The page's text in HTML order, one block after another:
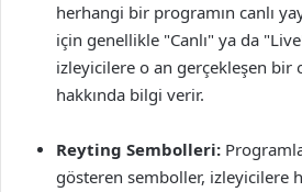
herhangi bir programın canlı
için genellikle "Canlı" ya da
izleyicilere o an gerçekleşen bir
hakkında bilgi verir.
Reyting Sembolleri:
gösteren semboller, izleyicilere